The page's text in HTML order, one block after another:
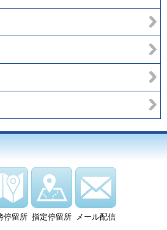
停留所 指定停留所 メール配信